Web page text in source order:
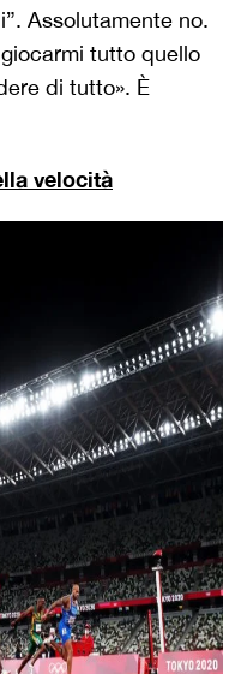
Assolutamente no.
tutto quello
di tutto». È
velocità